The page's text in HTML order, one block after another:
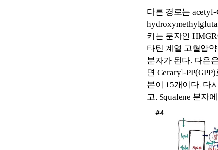
다른 경로는 acetyl-
키는 분자인 HMGR
타틴 계열 고혈압
분자가 된다. 다은
면 Geraryl-PP(GPP)
본이 15개이다. 다
고, Squalene 분자